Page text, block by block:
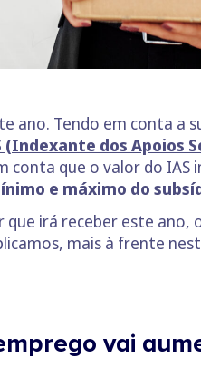
ano. Tendo em conta a
dos Apoios
conta que o valor do
e máximo do
irá receber este
mais à frente
vai